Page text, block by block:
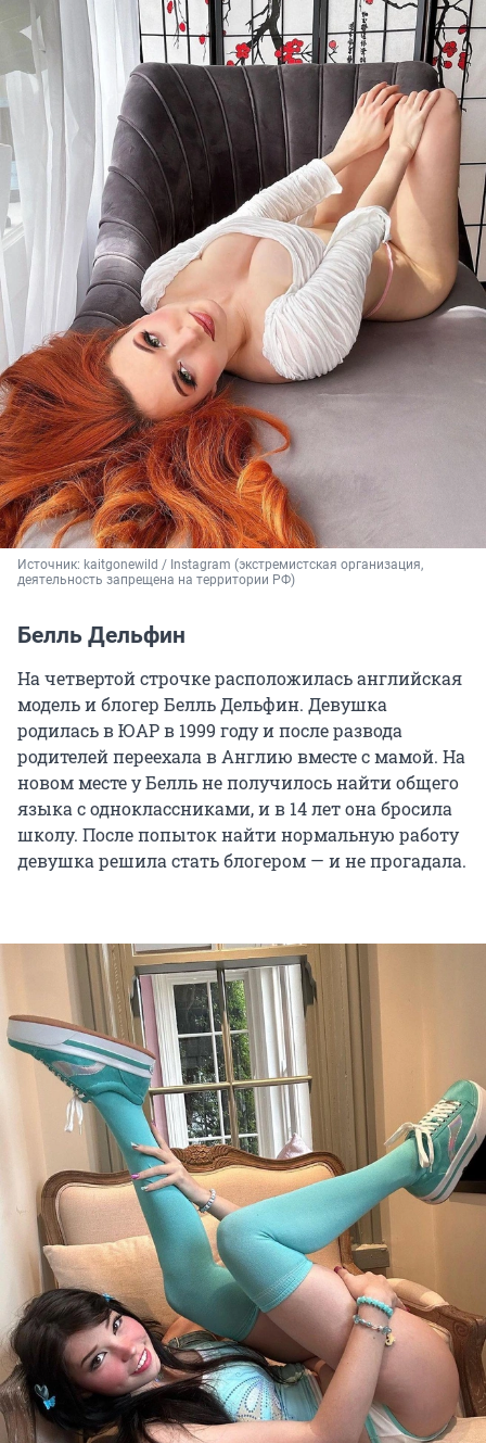
Источник: kaitgonewild / Instagram (экстремистская организация,
деятельность запрещена на территории РФ)
Белль Дельфин
На четвертой строчке расположилась английская
модель и блогер Белль Дельфин. Девушка
родилась в ЮАР в 1999 году и после развода
родителей переехала в Англию вместе с мамой. На
новом месте у Белль не получилось найти общего
языка с одноклассниками, и в 14 лет она бросила
школу. После попыток найти нормальную работу
девушка решила стать блогером — и не прогадала.